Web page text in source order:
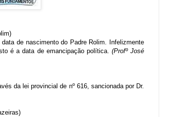
de nascimento do Padre Rolim. Infelizmente
é a data de emancipação política. (Profº José
da lei provincial de nº 616, sancionada por Dr.